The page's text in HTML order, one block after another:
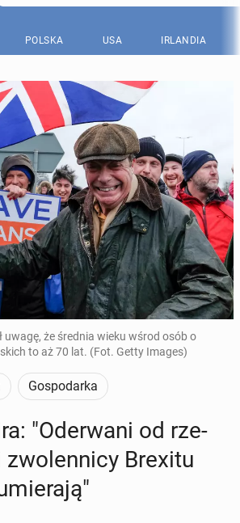
POLSKA USA IRLANDIA
uwagę, że średnia wieku wśrod osób o
to aż 70 lat. (Fot. Getty Images)
Gospodarka
"Ode­rwa­ni od rze­
Brexitu